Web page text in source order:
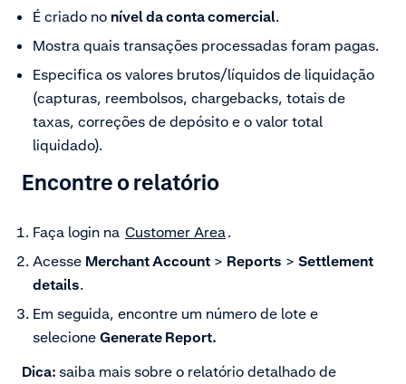
É criado no nível da conta comercial.
Mostra quais transações processadas foram pagas.
Especifica os valores brutos/líquidos de liquidação
(capturas, reembolsos, chargebacks, totais de
taxas, correções de depósito e o valor total
liquidado).
Encontre o relatório
Faça login na Customer Area.
Acesse Merchant Account > Reports > Settlement
details.
Em seguida, encontre um número de lote e
selecione Generate Report.
Dica: saiba mais sobre o relatório detalhado de